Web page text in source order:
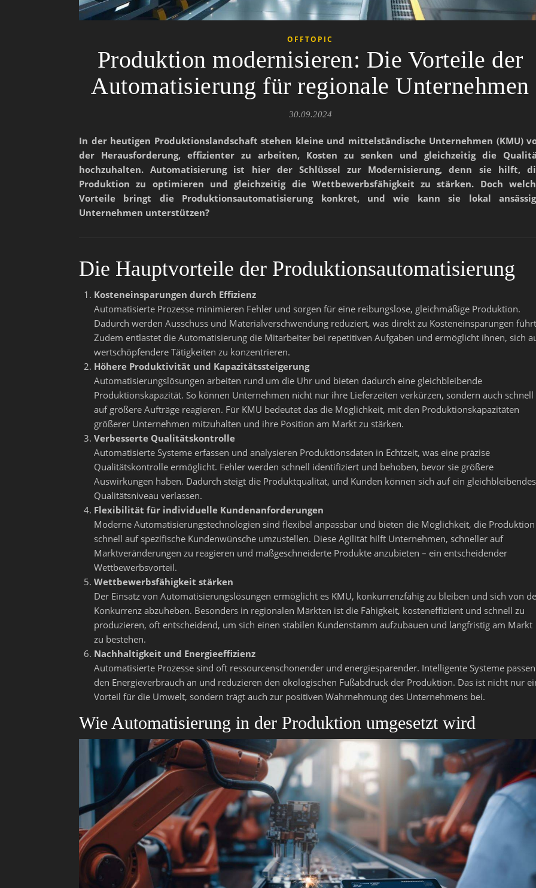
OFFTOPIC
Produktion modernisieren: Die Vorteile der
Automatisierung für regionale Unternehmen
30.09.2024
In der heutigen Produktionslandschaft stehen kleine und mittelständische Unternehmen (KMU)
der Herausforderung, effizienter zu arbeiten, Kosten zu senken und gleichzeitig die
hochzuhalten. Automatisierung ist hier der Schlüssel zur Modernisierung, denn sie hilft,
Produktion zu optimieren und gleichzeitig die Wettbewerbsfähigkeit zu stärken. Doch
Vorteile bringt die Produktionsautomatisierung konkret, und wie kann sie lokal
Unternehmen unterstützen?
Die Hauptvorteile der Produktionsautomatisierung
Kosteneinsparungen durch Effizienz
Automatisierte Prozesse minimieren Fehler und sorgen für eine reibungslose, gleichmäßige Produktion.
Dadurch werden Ausschuss und Materialverschwendung reduziert, was direkt zu Kosteneinsparungen
Zudem entlastet die Automatisierung die Mitarbeiter bei repetitiven Aufgaben und ermöglicht ihnen, sich
wertschöpfendere Tätigkeiten zu konzentrieren.
Höhere Produktivität und Kapazitätssteigerung
Automatisierungslösungen arbeiten rund um die Uhr und bieten dadurch eine gleichbleibende
Produktionskapazität. So können Unternehmen nicht nur ihre Lieferzeiten verkürzen, sondern auch schnell
auf größere Aufträge reagieren. Für KMU bedeutet das die Möglichkeit, mit den Produktionskapazitäten
größerer Unternehmen mitzuhalten und ihre Position am Markt zu stärken.
Verbesserte Qualitätskontrolle
Automatisierte Systeme erfassen und analysieren Produktionsdaten in Echtzeit, was eine präzise
Qualitätskontrolle ermöglicht. Fehler werden schnell identifiziert und behoben, bevor sie größere
Auswirkungen haben. Dadurch steigt die Produktqualität, und Kunden können sich auf ein gleichbleibendes
Qualitätsniveau verlassen.
Flexibilität für individuelle Kundenanforderungen
Moderne Automatisierungstechnologien sind flexibel anpassbar und bieten die Möglichkeit, die Produktion
schnell auf spezifische Kundenwünsche umzustellen. Diese Agilität hilft Unternehmen, schneller auf
Marktveränderungen zu reagieren und maßgeschneiderte Produkte anzubieten – ein entscheidender
Wettbewerbsvorteil.
Wettbewerbsfähigkeit stärken
Der Einsatz von Automatisierungslösungen ermöglicht es KMU, konkurrenzfähig zu bleiben und sich von
Konkurrenz abzuheben. Besonders in regionalen Märkten ist die Fähigkeit, kosteneffizient und schnell zu
produzieren, oft entscheidend, um sich einen stabilen Kundenstamm aufzubauen und langfristig am Markt
zu bestehen.
Nachhaltigkeit und Energieeffizienz
Automatisierte Prozesse sind oft ressourcenschonender und energiesparender. Intelligente Systeme passen
den Energieverbrauch an und reduzieren den ökologischen Fußabdruck der Produktion. Das ist nicht nur
Vorteil für die Umwelt, sondern trägt auch zur positiven Wahrnehmung des Unternehmens bei.
Wie Automatisierung in der Produktion umgesetzt wird